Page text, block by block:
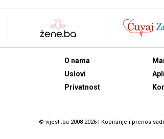
O nama
Uslovi
Privatnost
© vijesti.ba 2008-2026 | Kopiranje i prenos